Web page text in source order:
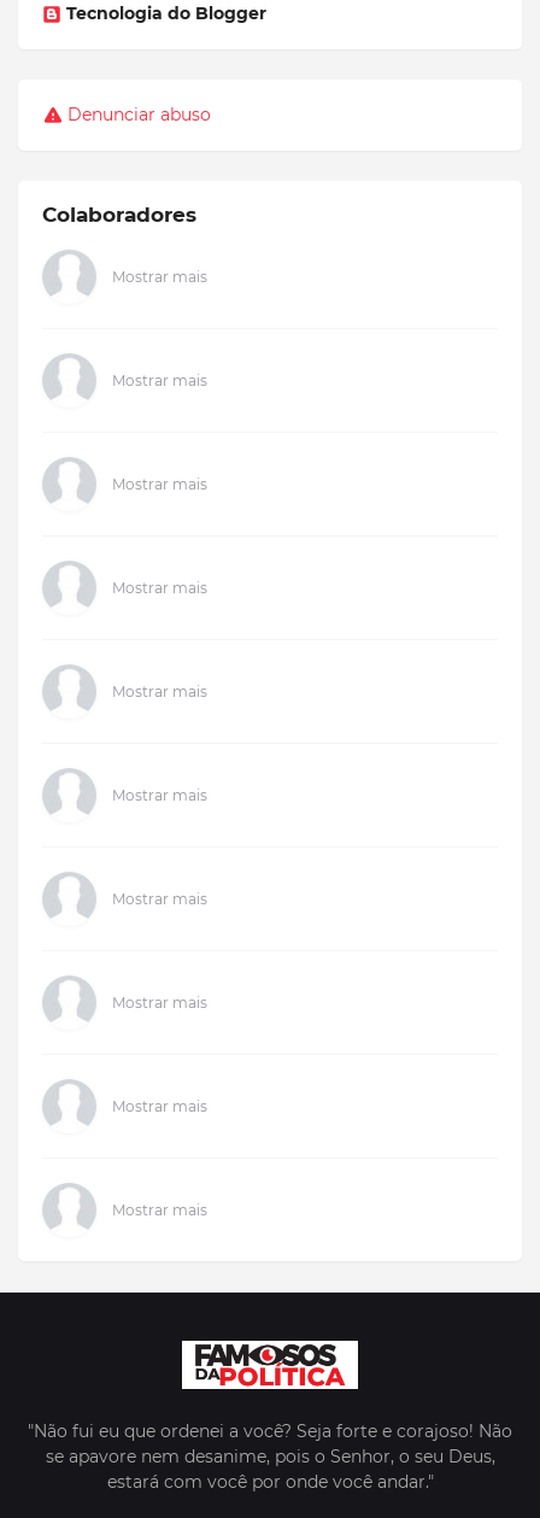
Tecnologia do Blogger
Denunciar abuso
Colaboradores
Mostrar mais
Mostrar mais
Mostrar mais
Mostrar mais
Mostrar mais
Mostrar mais
Mostrar mais
Mostrar mais
Mostrar mais
Mostrar mais
"Não fui eu que ordenei a você? Seja forte e corajoso! Não
se apavore nem desanime, pois o Senhor, o seu Deus,
estará com você por onde você andar."